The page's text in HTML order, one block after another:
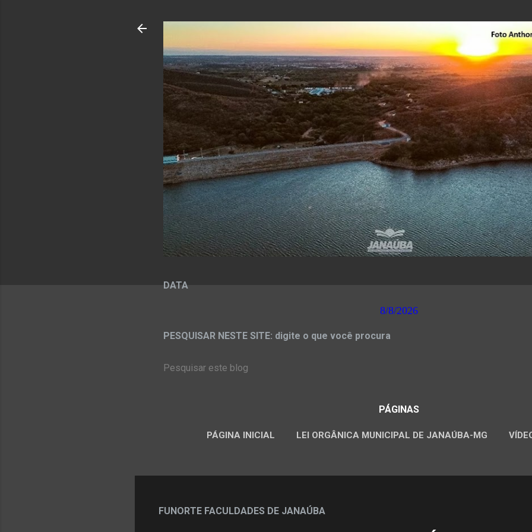
DATA
8/8/2026
PESQUISAR NESTE SITE: digite o que você procura
PÁGINAS
PÁGINA INICIAL LEI ORGÂNICA MUNICIPAL DE JANAÚBA-MG
FUNORTE FACULDADES DE JANAÚBA